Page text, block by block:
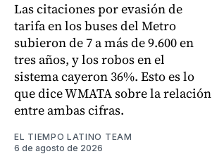
Las citaciones por evasión de
tarifa en los buses del Metro
subieron de 7 a más de 9.600 en
tres años, y los robos en el
sistema cayeron 36%. Esto es lo
que dice WMATA sobre la relación
entre ambas cifras.
EL TIEMPO LATINO TEAM
6 de agosto de 2026